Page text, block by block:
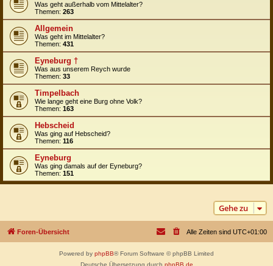
Was geht außerhalb vom Mittelalter?
Themen: 263
Allgemein
Was geht im Mittelalter?
Themen: 431
Eyneburg †
Was aus unserem Reych wurde
Themen: 33
Timpelbach
Wie lange geht eine Burg ohne Volk?
Themen: 163
Hebscheid
Was ging auf Hebscheid?
Themen: 116
Eyneburg
Was ging damals auf der Eyneburg?
Themen: 151
Gehe zu
Foren-Übersicht Alle Zeiten sind UTC+01:00
Powered by phpBB® Forum Software © phpBB Limited
Deutsche Übersetzung durch phpBB.de